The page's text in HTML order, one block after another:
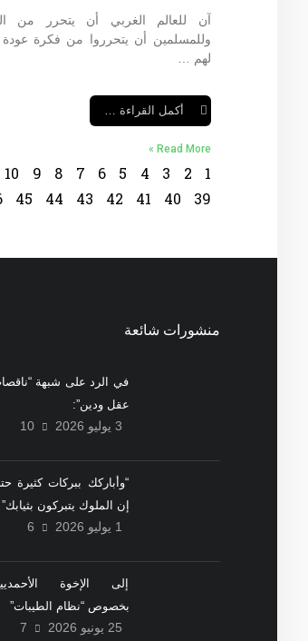
آن للعالم الغربي أن يتحرر من
وللمسلمين أن يتحرروا من فكرة عودة
لهم …
أكمل القراءة …
Read More »
1
2
3
4
5
6
7
8
9
10
39
40
41
42
43
44
45
منشورات شائعة
في الرد على شبهة
عقل ودين”:
3 يوليو 2026 10
“وأباركك ببركات كثيرة
إن الملوك يتبركون بثيابك”
1 يوليو 2026 6
إلى الإخوة
بخصوص “نظام الطيبات”
25 يونيو 2026 7